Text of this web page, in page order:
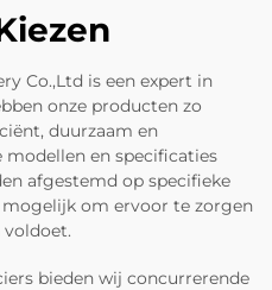
Co.,Ltd is een expert in
onze producten zo
duurzaam en
modellen en specificaties
afgestemd op specifieke
om ervoor te zorgen
bieden wij concurrerende